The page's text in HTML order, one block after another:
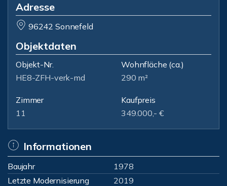
Adresse
96242 Sonnefeld
Objektdaten
Objekt-Nr.
HE8-ZFH-verk-md
Wohnfläche (ca.)
290 m²
Zimmer
11
Kaufpreis
349.000,- €
Informationen
Baujahr
1978
Letzte Modernisierung
2019